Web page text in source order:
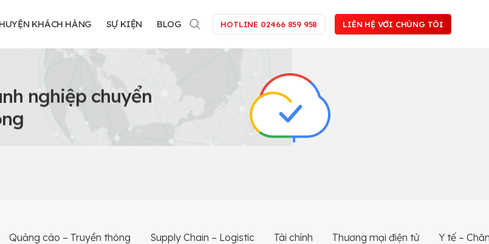
KHÁCH HÀNG SỰ KIỆN BLOG HOTLINE 02466 859 958 LIÊN HỆ VỚI CHÚNG TÔI
nghiệp chuyển
Quảng cáo – Truyền thông Supply Chain – Logistic Tài chính Thương mại điện tử Y tế –